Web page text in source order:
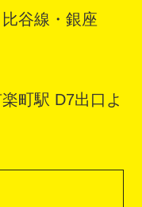
谷線・銀座
町駅 D7出口よ